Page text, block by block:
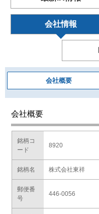
会社情報
会社概要
会社概要
銘柄コ
ード
8920
銘柄名 株式会社東祥
郵便番
号
446-0056